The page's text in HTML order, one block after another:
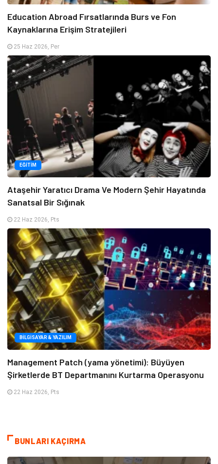
Education Abroad Fırsatlarında Burs ve Fon
Kaynaklarına Erişim Stratejileri
25 Haz 2026, Per
EĞITIM
Ataşehir Yaratıcı Drama Ve Modern Şehir Hayatında
Sanatsal Bir Sığınak
22 Haz 2026, Pts
BILGISAYAR & YAZILIM
Management Patch (yama yönetimi): Büyüyen
Şirketlerde BT Departmanını Kurtarma Operasyonu
22 Haz 2026, Pts
BUNLARI KAÇIRMA